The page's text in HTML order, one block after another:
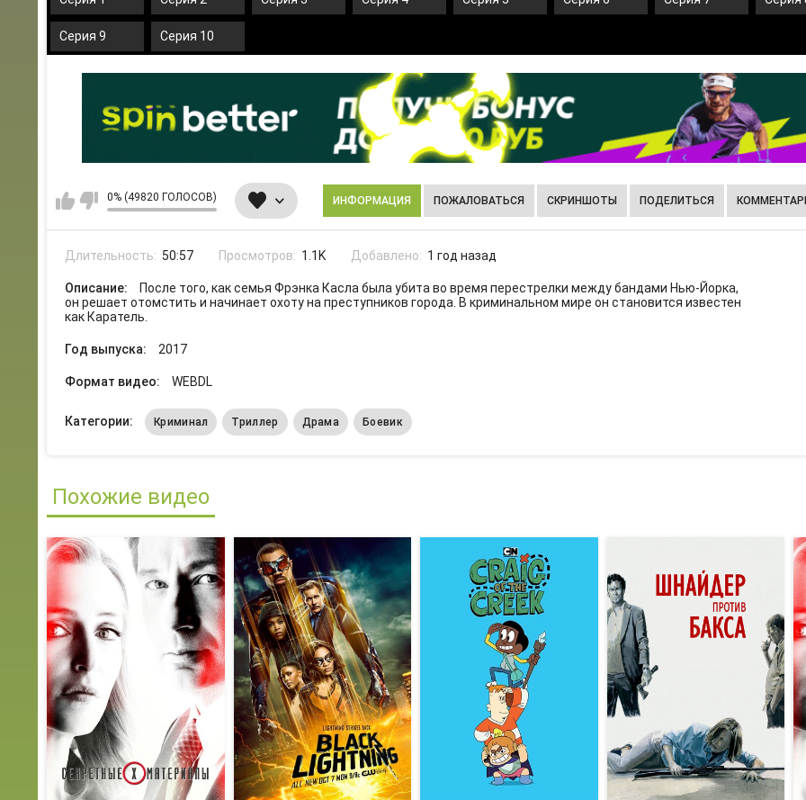
Серия 9 Серия 10
0% (49820 ГОЛОСОВ) ИНФОРМАЦИЯ ПОЖАЛОВАТЬСЯ СКРИНШОТЫ ПОДЕЛИТЬСЯ
Длительность: 50:57 Просмотров: 1.1K Добавлено: 1 год назад
Описание:
После того, как семья Фрэнка Касла была убита во время перестрелки между бандами Нью-Йорка,
он решает отомстить и начинает охоту на преступников города. В криминальном мире он становится известен
как Каратель.
Год выпуска: 2017
Формат видео: WEBDL
Категории: Криминал Триллер Драма Боевик
Похожие видео